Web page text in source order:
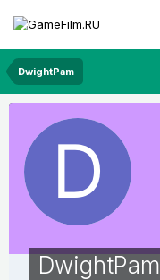
DwightPam
DwightPam